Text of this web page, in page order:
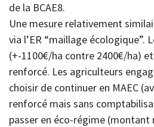
de la BCAE8.
Une mesure relativement
via l’ER “maillage écologique”.
(+-1100€/ha contre 2400€/ha)
renforcé. Les agriculteurs
choisir de continuer en MAEC
renforcé mais sans
passer en éco-régime (montant